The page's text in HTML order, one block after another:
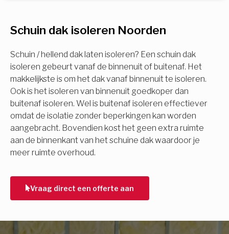
Schuin dak isoleren Noorden
Schuin / hellend dak laten isoleren? Een schuin dak
isoleren gebeurt vanaf de binnenuit of buitenaf. Het
makkelijkste is om het dak vanaf binnenuit te isoleren.
Ook is het isoleren van binnenuit goedkoper dan
buitenaf isoleren. Wel is buitenaf isoleren effectiever
omdat de isolatie zonder beperkingen kan worden
aangebracht. Bovendien kost het geen extra ruimte
aan de binnenkant van het schuine dak waardoor je
meer ruimte overhoud.
Vraag direct een offerte aan
Isolatiemaatregel
Spouwisolatie
Vloerisolatie
Dakisolatie
Gevelisolatie
Vorige Volgende
subsidie!
Vul uw gegevens in en ontvang nu direct uw
berekening per mail.
Voornaam